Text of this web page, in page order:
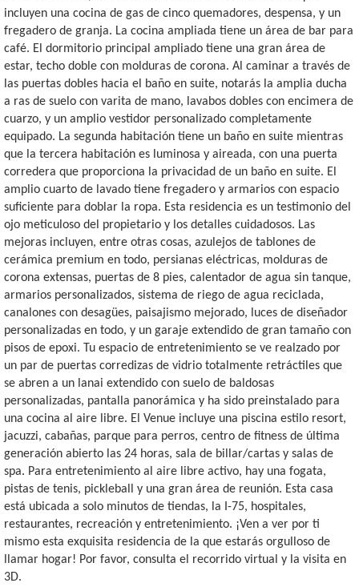
incluyen una cocina de gas de cinco quemadores, despensa, y un
fregadero de granja. La cocina ampliada tiene un área de bar para
café. El dormitorio principal ampliado tiene una gran área de
estar, techo doble con molduras de corona. Al caminar a través de
las puertas dobles hacia el baño en suite, notarás la amplia ducha
a ras de suelo con varita de mano, lavabos dobles con encimera de
cuarzo, y un amplio vestidor personalizado completamente
equipado. La segunda habitación tiene un baño en suite mientras
que la tercera habitación es luminosa y aireada, con una puerta
corredera que proporciona la privacidad de un baño en suite. El
amplio cuarto de lavado tiene fregadero y armarios con espacio
suficiente para doblar la ropa. Esta residencia es un testimonio del
ojo meticuloso del propietario y los detalles cuidadosos. Las
mejoras incluyen, entre otras cosas, azulejos de tablones de
cerámica premium en todo, persianas eléctricas, molduras de
corona extensas, puertas de 8 pies, calentador de agua sin tanque,
armarios personalizados, sistema de riego de agua reciclada,
canalones con desagües, paisajismo mejorado, luces de diseñador
personalizadas en todo, y un garaje extendido de gran tamaño con
pisos de epoxi. Tu espacio de entretenimiento se ve realzado por
un par de puertas corredizas de vidrio totalmente retráctiles que
se abren a un lanai extendido con suelo de baldosas
personalizadas, pantalla panorámica y ha sido preinstalado para
una cocina al aire libre. El Venue incluye una piscina estilo resort,
jacuzzi, cabañas, parque para perros, centro de fitness de última
generación abierto las 24 horas, sala de billar/cartas y salas de
spa. Para entretenimiento al aire libre activo, hay una fogata,
pistas de tenis, pickleball y una gran área de reunión. Esta casa
está ubicada a solo minutos de tiendas, la I-75, hospitales,
restaurantes, recreación y entretenimiento. ¡Ven a ver por ti
mismo esta exquisita residencia de la que estarás orgulloso de
llamar hogar! Por favor, consulta el recorrido virtual y la visita en
3D.